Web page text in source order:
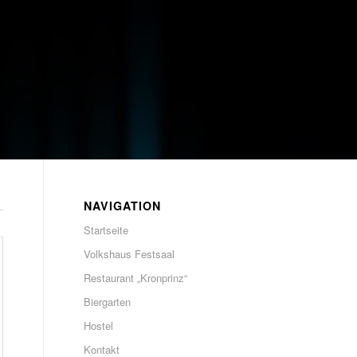
NAVIGATION
Startseite
Volkshaus Festsaal
Restaurant „Kronprinz“
Biergarten
Hostel
Kontakt